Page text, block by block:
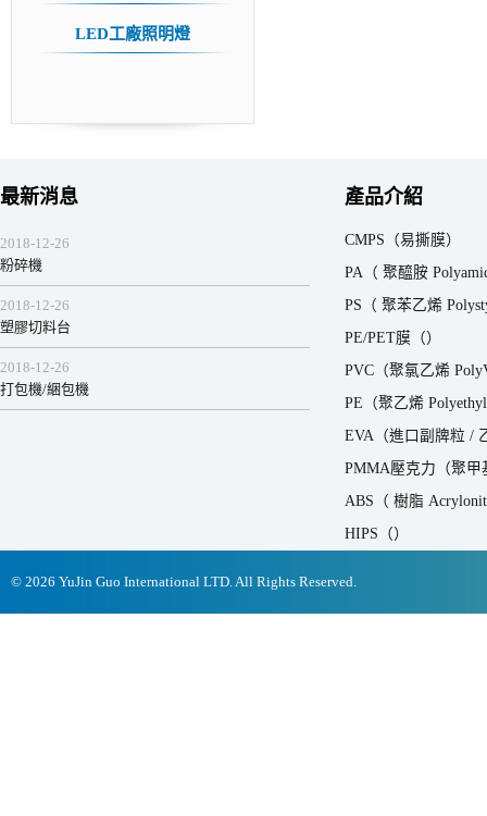
LED工廠照明燈
最新消息
2018-12-26
粉碎機
2018-12-26
塑膠切料台
2018-12-26
打包機/綑包機
產品介紹
CMPS（易撕膜）
PA（ 聚醯胺
PS（ 聚苯乙烯
PE/PET膜（）
PVC（聚氯乙烯
PE（聚乙烯
EVA（進口副牌粒 /
PMMA壓克力（聚
ABS（ 樹脂
HIPS（）
© 2026 YuJin Guo International LTD. All Rights Reserved.